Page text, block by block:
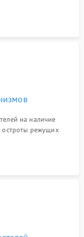
помощью жестких
воздуха.
на наличие
остроты режущих
электромотора
ткани.